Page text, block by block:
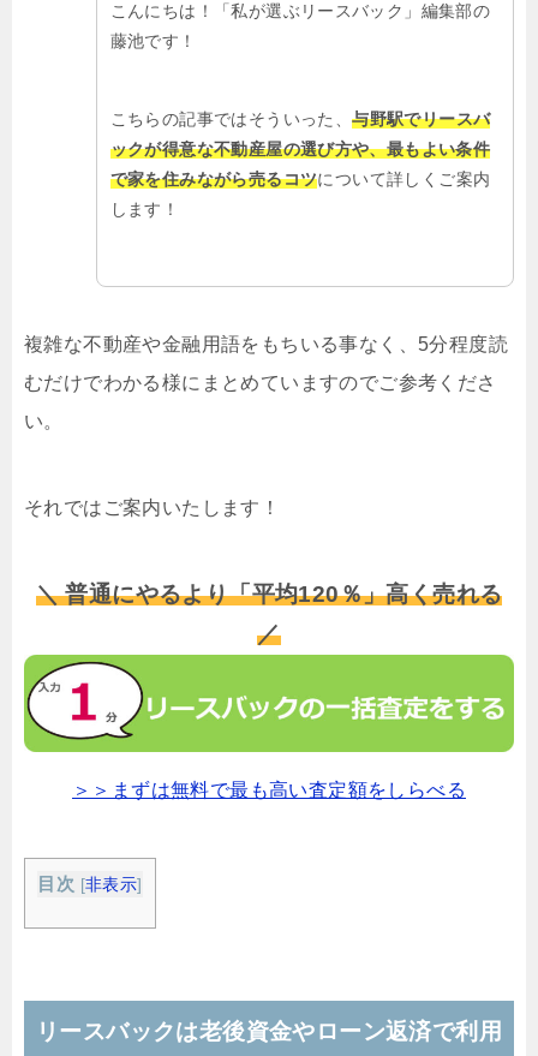
こんにちは！「私が選ぶリースバック」編集部の
藤池です！
こちらの記事ではそういった、与野駅でリースバ
ックが得意な不動産屋の選び方や、最もよい条件
で家を住みながら売るコツについて詳しくご案内
します！
複雑な不動産や金融用語をもちいる事なく、5分程度読
むだけでわかる様にまとめていますのでご参考くださ
い。
それではご案内いたします！
＼ 普通にやるより「平均120％」高く売れる
／
＞＞まずは無料で最も高い査定額をしらべる
目次 [非表示]
リースバックは老後資金やローン返済で利用